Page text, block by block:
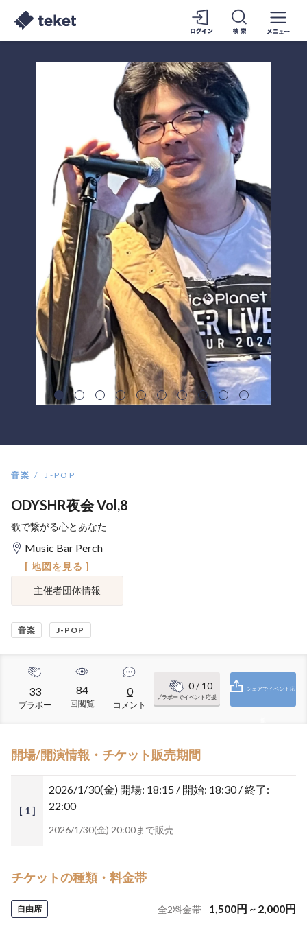
音楽 J-POP
ODYSHR夜会 Vol,8
歌で繋がる心とあなた
Music Bar Perch
[ 地図を見る ]
主催者団体情報
音楽 J-POP
33
ブラボー
84
回閲覧
0
コメント
0/ 10
ブラボーでイベント応援
シェアでイベント応
開場/開演情報・チケット販売期間
[ 1 ]
2026/1/30(金) 開場: 18:15 / 開始: 18:30 / 終了:
22:00
2026/1/30(金) 20:00まで販売
チケットの種類・料金帯
自由席 全2料金帯 1,500円 ~ 2,000円